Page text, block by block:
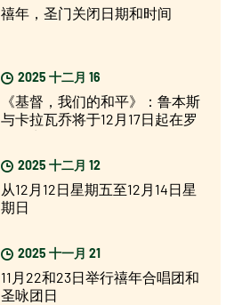
禧年，圣门关闭日期和时间
2025 十二月 16
《基督，我们的和平》：鲁本斯
与卡拉瓦乔将于12月17日起在罗
马展出
2025 十二月 12
从12月12日星期五至12月14日星
期日
2025 十一月 21
11月22和23日举行禧年合唱团和
圣咏团日